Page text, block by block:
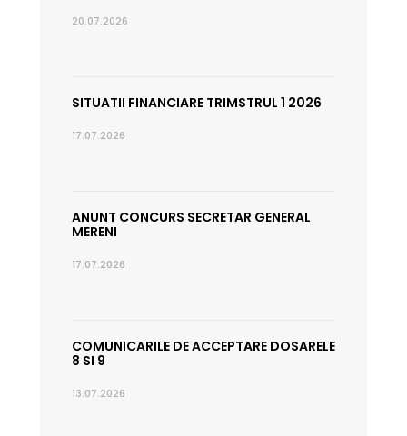
20.07.2026
SITUATII FINANCIARE TRIMSTRUL 1 2026
17.07.2026
ANUNT CONCURS SECRETAR GENERAL
MERENI
17.07.2026
COMUNICARILE DE ACCEPTARE DOSARELE
8 SI 9
13.07.2026